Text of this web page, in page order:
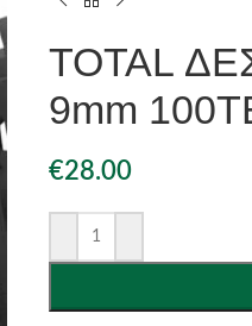
TOTAL
9mm
€28.00